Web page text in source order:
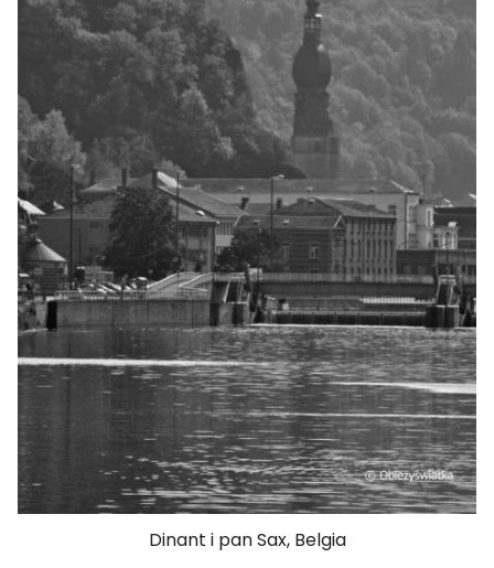
Dinant i pan Sax, Belgia